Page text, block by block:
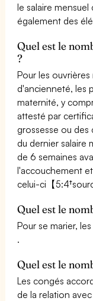
le salaire
également des
Quel est le
?
Pour les
d'ancienneté, les
maternité, y
attesté par
grossesse ou
du dernier salaire
de 6 semaines
l'accouchement
celui-ci【
Quel est le
Pour se marier,
.
Quel est le
Les congés
de la relation